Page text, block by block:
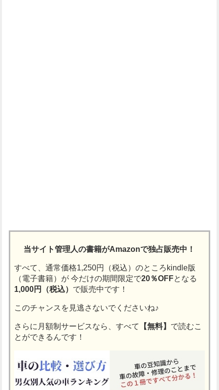
当サイト管理人の書籍がAmazonで独占販売中！
すべて、通常価格1,250円（税込）のところkindle版
（電子書籍）が今だけの期間限定で20％OFFとなる
1,000円（税込） で販売中です！
このチャンスを見逃さないでくださいね♪
さらに月額制サービスなら、すべて 【無料】 で読むこ
とができるんです！